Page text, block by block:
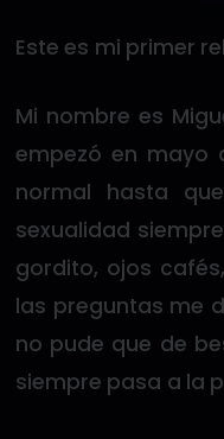
Este es mi primer
Mi nombre es
empezó en mayo
normal hasta
sexualidad
gordito, ojos
las preguntas me
no pude que de
siempre pasa a la